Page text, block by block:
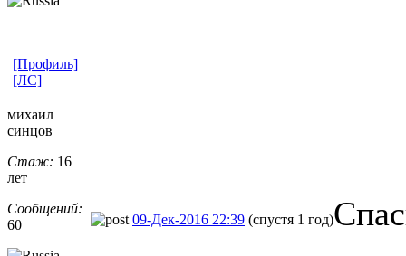
[Профиль]
[ЛС]
михаил
синцов
Стаж: 16
лет
Сообщений:
60
09-Дек-2016 22:39 (спустя 1 год)